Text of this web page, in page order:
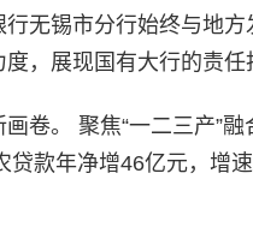
无锡市分行始终与地
，展现国有大行的责任
卷。 聚焦“一二三产”
贷款年净增46亿元，增